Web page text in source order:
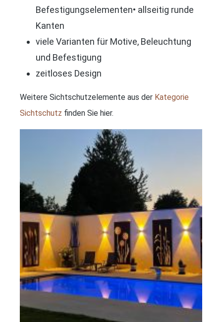
Befestigungselementen• allseitig runde
Kanten
viele Varianten für Motive, Beleuchtung
und Befestigung
zeitloses Design
Weitere Sichtschutzelemente aus der Kategorie
Sichtschutz finden Sie hier.